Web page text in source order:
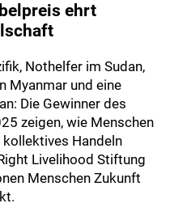
ehrt
Nothelfer im Sudan,
Myanmar und eine
Die Gewinner des
zeigen, wie Menschen
Handeln
Livelihood Stiftung
Menschen Zukunft